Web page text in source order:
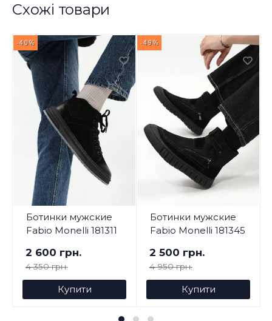
Схожі товари
-40%
Ботинки мужские
Fabio Monelli 181311
2 600 грн.
4 350 грн.
Купити
-49%
Ботинки мужские
Fabio Monelli 181345
2 500 грн.
4 950 грн.
Купити